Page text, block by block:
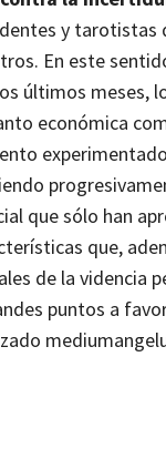
y tarotistas
En este
últimos meses,
económica
que sólo han
que,
de la videncia
puntos a